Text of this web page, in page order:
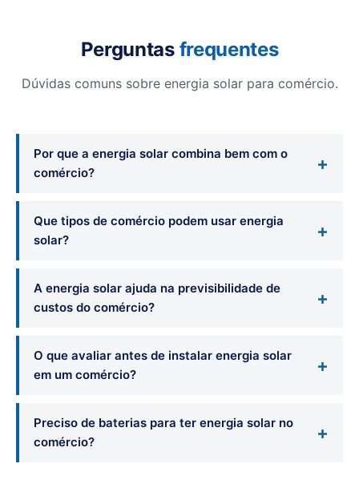
Perguntas frequentes
Dúvidas comuns sobre energia solar para comércio.
Por que a energia solar combina bem com o
comércio?
Que tipos de comércio podem usar energia
solar?
A energia solar ajuda na previsibilidade de
custos do comércio?
O que avaliar antes de instalar energia solar
em um comércio?
Preciso de baterias para ter energia solar no
comércio?